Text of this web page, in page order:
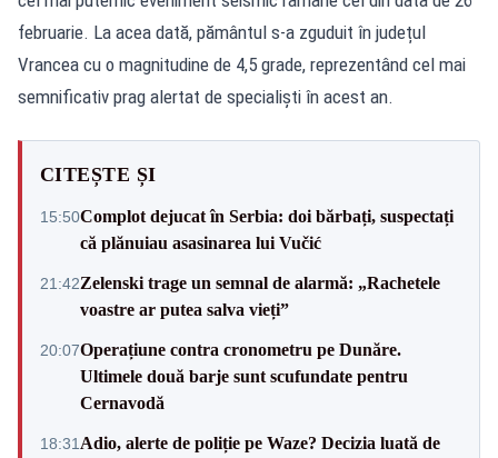
februarie. La acea dată, pământul s-a zguduit în județul
Vrancea cu o magnitudine de 4,5 grade, reprezentând cel mai
semnificativ prag alertat de specialiști în acest an.
CITEȘTE ȘI
15:50Complot dejucat în Serbia: doi bărbați, suspectați
că plănuiau asasinarea lui Vučić
21:42Zelenski trage un semnal de alarmă: „Rachetele
voastre ar putea salva vieți”
20:07Operațiune contra cronometru pe Dunăre.
Ultimele două barje sunt scufundate pentru
Cernavodă
18:31 Adio, alerte de poliție pe Waze? Decizia luată de